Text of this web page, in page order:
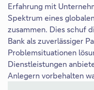
Erfahrung mit
Spektrum eines
zusammen. Dies schuf
Bank als zuverlässiger
Problemsituationen
Dienstleistungen
Anlegern vorbehalten